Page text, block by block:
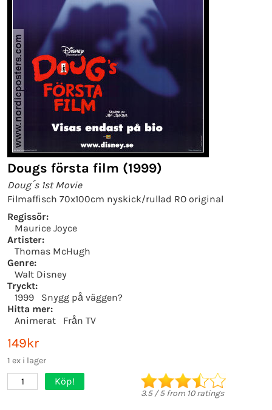
Dougs första film (1999)
Doug´s 1st Movie
Filmaffisch 70x100cm nyskick/rullad RO original
Regissör:
Maurice Joyce
Artister:
Thomas McHugh
Genre:
Walt Disney
Tryckt:
1999
Snygg på väggen?
Hitta mer:
Animerat
Från TV
149kr
1 ex i lager
1 Köp!
3.5/5from 10ratings